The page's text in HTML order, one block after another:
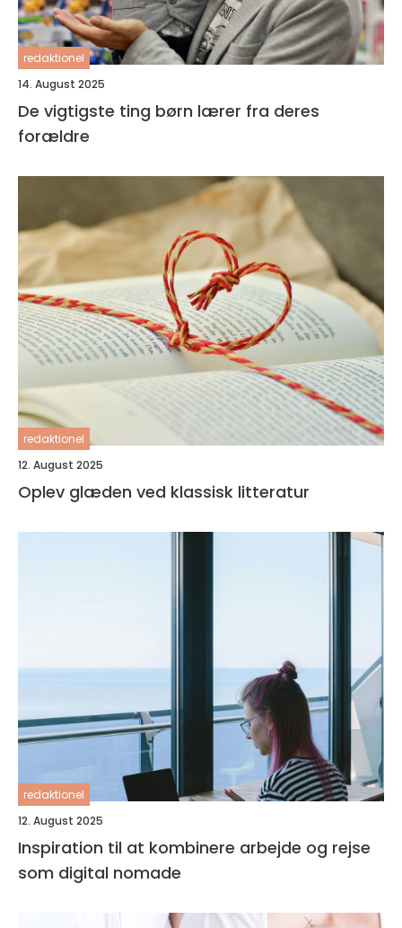
redaktionel
14. August 2025
De vigtigste ting børn lærer fra deres
forældre
redaktionel
12. August 2025
Oplev glæden ved klassisk litteratur
redaktionel
12. August 2025
Inspiration til at kombinere arbejde og rejse
som digital nomade